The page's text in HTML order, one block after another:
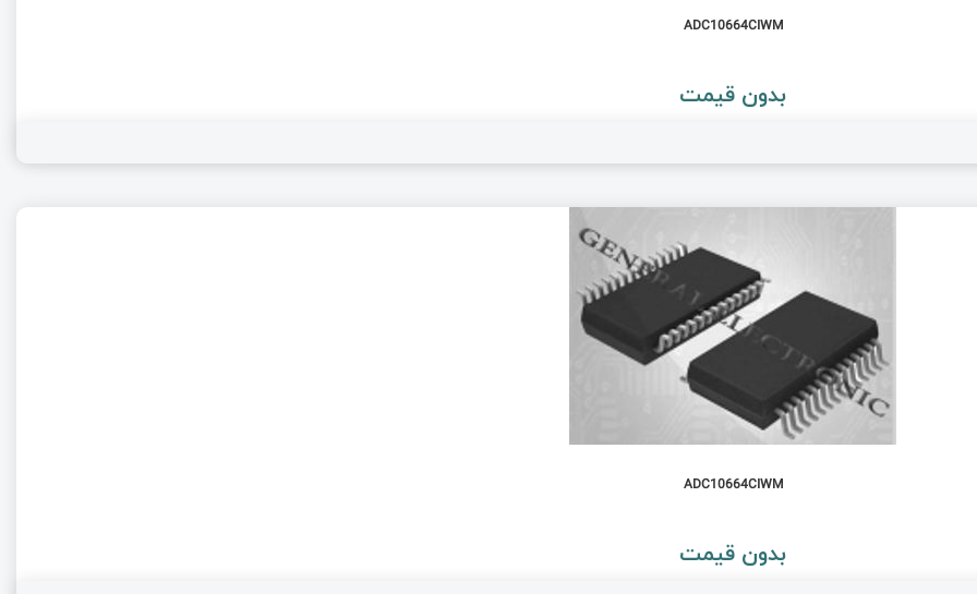
ADC10664CIWM
بدون قیمت
ADC10664CIWM
بدون قیمت